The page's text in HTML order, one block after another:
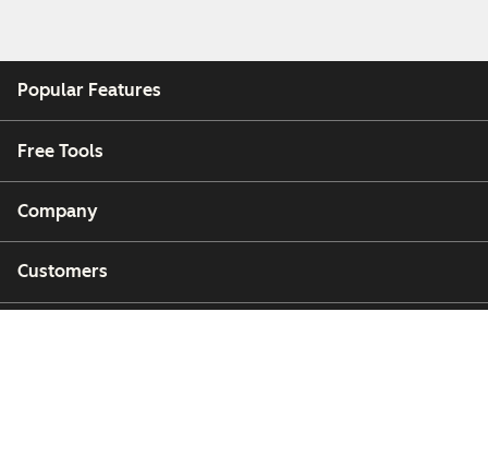
Popular Features
Free Tools
Company
Customers